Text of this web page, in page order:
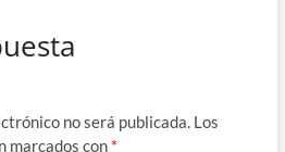
no será publicada. Los
marcados con *